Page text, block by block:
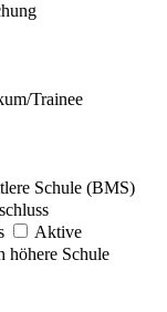
Trainee
Schule (BMS)
Aktive
höhere Schule